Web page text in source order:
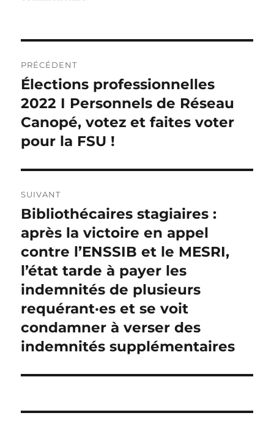
de
l’article
PRÉCÉDENT
Publication
précédente :
Élections professionnelles
2022 I Personnels de Réseau
Canopé, votez et faites voter
pour la FSU !
SUIVANT
Publication
suivante :
Bibliothécaires stagiaires :
après la victoire en appel
contre l’ENSSIB et le MESRI,
l’état tarde à payer les
indemnités de plusieurs
requérant·es et se voit
condamner à verser des
indemnités supplémentaires